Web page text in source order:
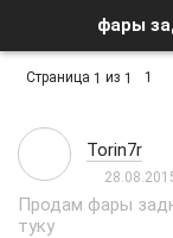
фары
Страница 1 из 1 1
Torin7r
Продам фары
туку